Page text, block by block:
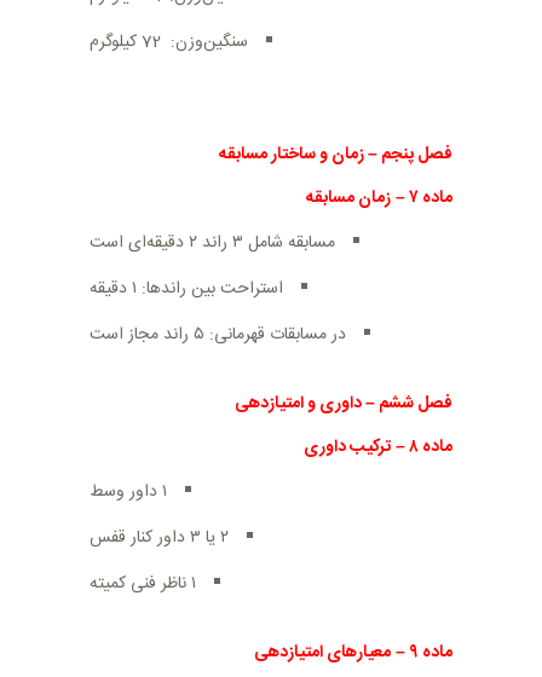
سنگین‌وزن: 72 کیلوگرم
فصل پنجم–زمان و ساختار مسابقه
ماده۷–زمان مسابقه
مسابقه شامل ۳ راند ۲ دقیقه‌ای است
استراحت بین راندها: ۱ دقیقه
در مسابقات قهرمانی: ۵ راند مجاز است
فصل ششم–داوری و امتیازدهی
ماده۸–ترکیب داوری
۱ داور وسط
۲ یا ۳ داور کنار قفس
۱ ناظر فنی کمیته
ماده ۹–معیارهای امتیازدهی